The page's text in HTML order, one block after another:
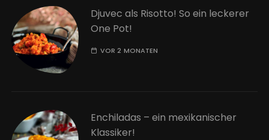
Djuvec als Risotto! So ein leckerer
One Pot!
VOR 2 MONATEN
Enchiladas – ein mexikanischer
Klassiker!